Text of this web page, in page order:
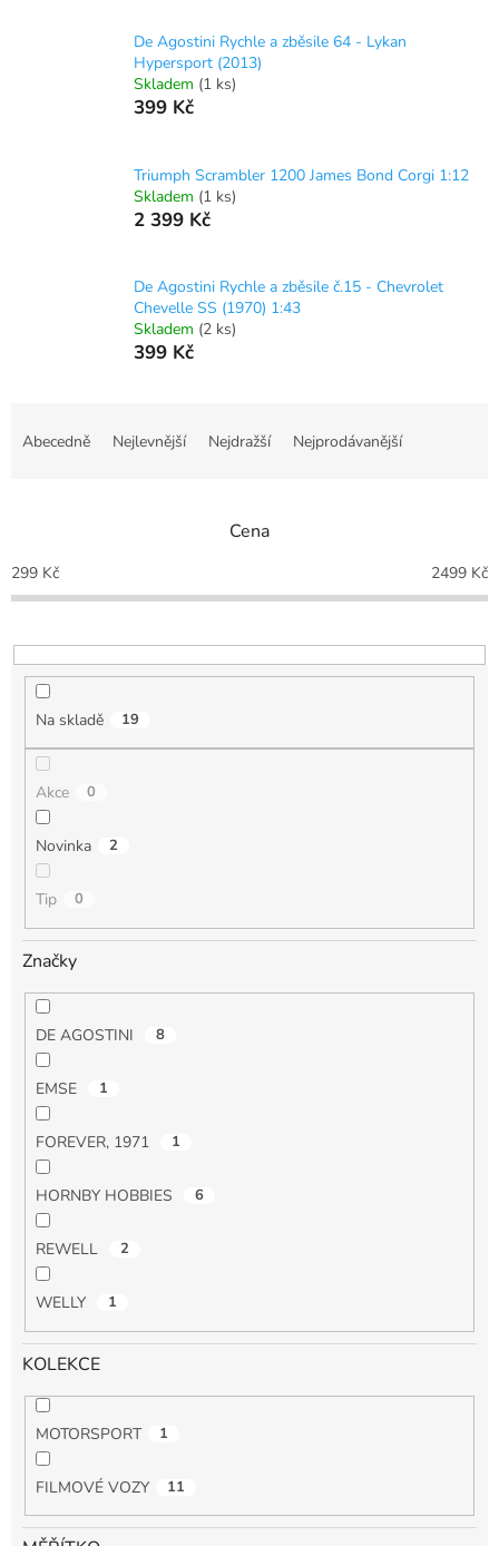
De Agostini Rychle a zběsile 64 - Lykan
Hypersport (2013)
Skladem (1 ks)
399 Kč
Triumph Scrambler 1200 James Bond Corgi 1:12
Skladem (1 ks)
2 399 Kč
De Agostini Rychle a zběsile č.15 - Chevrolet
Chevelle SS (1970) 1:43
Skladem (2 ks)
399 Kč
p
r
o
u
Abecedně Nejlevnější Nejdražší Nejprodávanější
Cena
299 Kč 2499 Kč
Na skladě 19
Akce 0
Novinka 2
Tip 0
Značky
DE AGOSTINI 8
EMSE 1
FOREVER, 1971 1
HORNBY HOBBIES 6
REWELL 2
WELLY 1
KOLEKCE
MOTORSPORT 1
FILMOVÉ VOZY 11